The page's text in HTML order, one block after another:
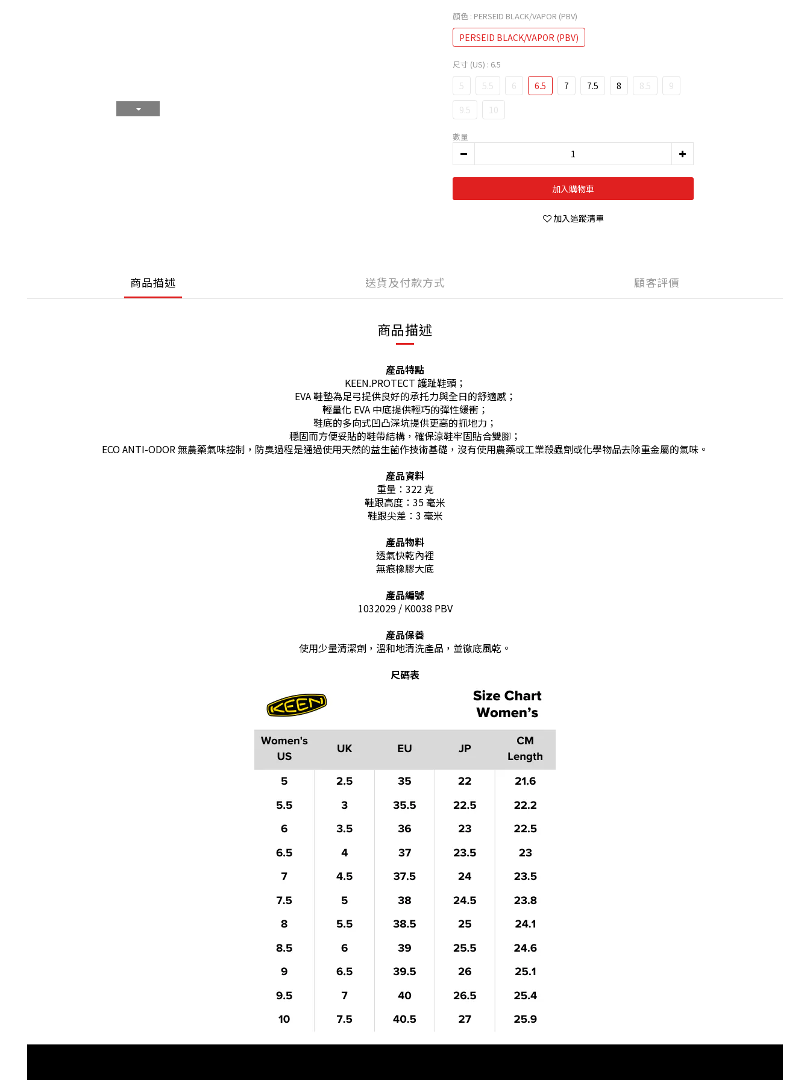
顏色 : PERSEID BLACK/VAPOR (PBV)
PERSEID BLACK/VAPOR (PBV)
尺寸 (US) : 6.5
5 5.5 6 6.5 7 7.5 8 8.5
9
9.5
10
數量
加入購物車
加入追蹤清單
商品描述 送貨及付款方式 顧客評價
商品描述
產品特點
KEEN.PROTECT 護趾鞋頭；
EVA 鞋墊為足弓提供良好的承托力與全日的舒適感；
輕量化 EVA 中底提供輕巧的彈性緩衝；
鞋底的多向式凹凸深坑提供更高的抓地力；
穩固而方便妥貼的鞋帶結構，確保涼鞋牢固貼合雙腳；
ECO ANTI-ODOR 無農藥氣味控制，防臭過程是通過使用天然的益生菌作技術基礎，沒有使用農藥或工業殺蟲劑或化學物品去除重金屬的氣味。
產品資料
重量：322 克
鞋跟高度：35 毫米
鞋跟尖差：3 毫米
產品物料
透氣快乾內裡
無痕橡膠大底
產品編號
1032029 / K0038 PBV
產品保養
使用少量清潔劑，溫和地清洗產品，並徹底風乾。
尺碼表